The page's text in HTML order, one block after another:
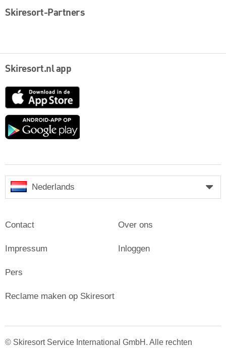
Skiresort-Partners
Skiresort.nl app
App
Google
Nederlands
Contact
Impressum
Pers
Over ons
Inloggen
Reclame maken op Skiresort
© Skiresort Service International GmbH. Alle rechten